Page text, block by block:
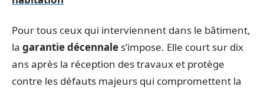
Pour tous ceux qui interviennent dans le bâtiment,
la garantie décennale s’impose. Elle court sur dix
ans après la réception des travaux et protège
contre les défauts majeurs qui compromettent la